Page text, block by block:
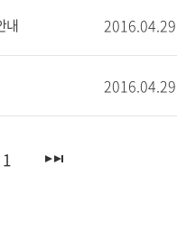
내 2016.04.29
2016.04.29
1